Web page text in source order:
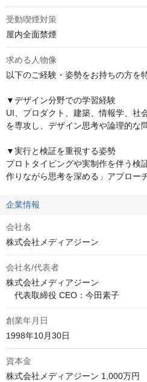
受動喫煙対策
屋内全面禁煙
求める人物像
以下のご経験・姿勢をお持ちの方を
▼デザイン分野での学習経験
UI、プロダクト、建築、情報学、社
を専攻し、デザイン思考や論理的な
▼実行と検証を重視する姿勢
プロトタイピングや実制作を伴う検
作りながら思考を深める」アプロー
企業情報
会社名
株式会社メディアジーン
会社名/代表者
株式会社メディアジーン
代表取締役 CEO：今田素子
創業年月日
1998年10月30日
資本金
株式会社メディアジーン 1,000万円